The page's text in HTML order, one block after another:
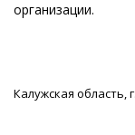
организации.
Калужская область,